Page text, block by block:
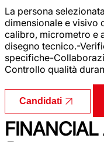
La persona
dimensionale e visivo
calibro, micrometro e
disegno tecnico.-
specifiche-
Controllo qualità
Candidati